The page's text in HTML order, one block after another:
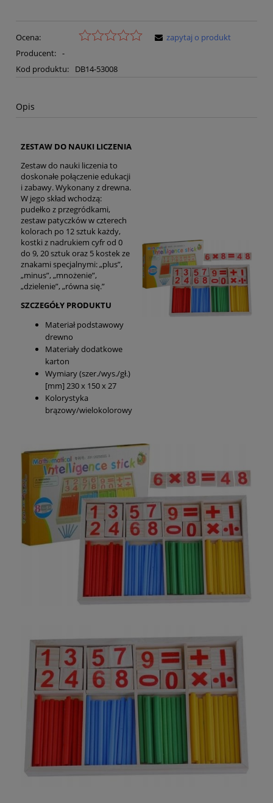
Ocena:
Producent: -
Kod produktu:
DB14-53008
zapytaj o produkt
Opis
ZESTAW DO NAUKI LICZENIA
Zestaw do nauki liczenia to
doskonałe połączenie edukacji
i zabawy. Wykonany z drewna.
W jego skład wchodzą:
pudełko z przegródkami,
zestaw patyczków w czterech
kolorach po 12 sztuk każdy,
kostki z nadrukiem cyfr od 0
do 9, 20 sztuk oraz 5 kostek ze
znakami specjalnymi: „plus”,
„minus”, „mnożenie”,
„dzielenie”, „równa się.”
SZCZEGÓŁY PRODUKTU
Materiał podstawowy
drewno
Materiały dodatkowe
karton
Wymiary (szer./wys./gł.)
[mm] 230 x 150 x 27
Kolorystyka
brązowy/wielokolorowy